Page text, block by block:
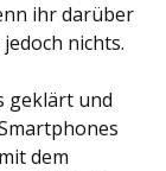
ihr darüber
nichts.
geklärt und
dem